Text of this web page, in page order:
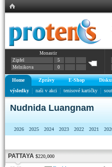
Monastir
Zipfel
5
Melnikova
0
Home Zprávy E-Shop
výsledky
naši v akci tenisové kartičky
Nudnida Luangnam
2026 2025 2024 2023 2022 2021
PATTAYA $220,000